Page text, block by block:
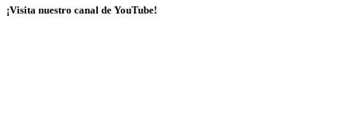
¡Visita nuestro canal de YouTube!